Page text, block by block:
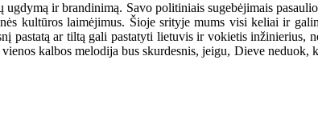
ir brandinimą. Savo politiniais sugebėjimais
kultūros laimėjimus. Šioje srityje mums visi keliai ir
pastatą ar tiltą gali pastatyti lietuvis ir vokietis
kalbos melodija bus skurdesnis, jeigu, Dieve neduok,